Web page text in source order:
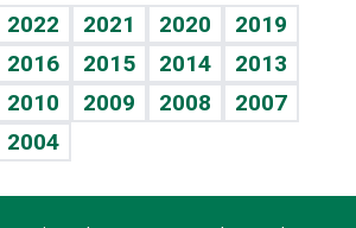
2022 2021 2020
2019
2016 2015 2014
2013
2010 2009 2008
2007
2004